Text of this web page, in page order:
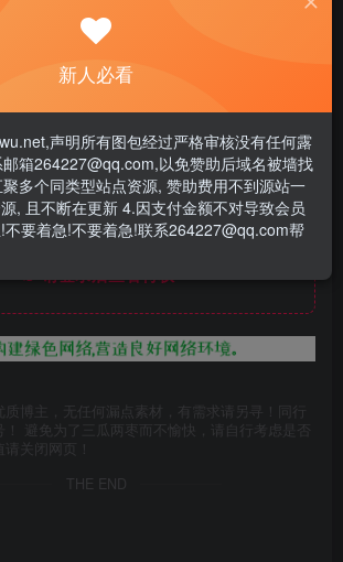
无法解压，请查看
/账号解禁...等问题请《提交工单》
内容已隐藏，赞助会员可见
请登录后查看特权
博主，无任何漏点素材，有需求请另寻！同行
避免为了三瓜两枣而不愉快，请自行考虑是否
关闭网页！
THE END
新人必看
声明所有图包经过严格审核没有任何露
箱264227@qq.com,以免赞助后域名被墙找
多个同类型站点资源, 赞助费用不到源站一
, 且不断在更新 4.因支付金额不对导致会员
要着急!不要着急!联系264227@qq.com帮